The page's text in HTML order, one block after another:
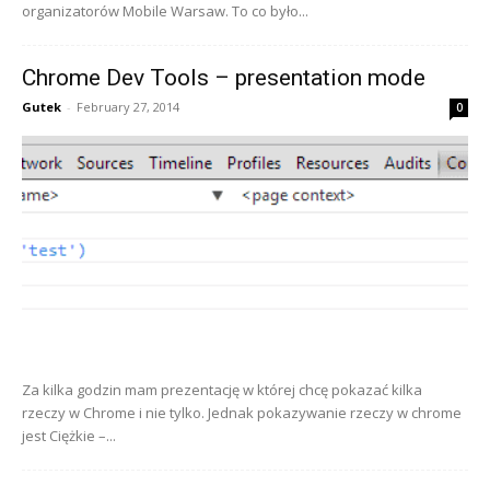
organizatorów Mobile Warsaw. To co było...
Chrome Dev Tools – presentation mode
Gutek - February 27, 2014 0
Za kilka godzin mam prezentację w której chcę pokazać kilka
rzeczy w Chrome i nie tylko. Jednak pokazywanie rzeczy w chrome
jest Ciężkie –...